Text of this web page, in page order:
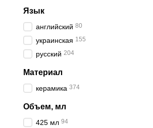
Язык
английский 80
украинская 155
русский 204
Материал
керамика 374
Объем, мл
425 мл 94